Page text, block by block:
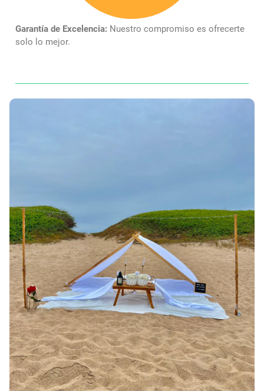
Garantía de Excelencia: Nuestro compromiso es ofrecerte
solo lo mejor.